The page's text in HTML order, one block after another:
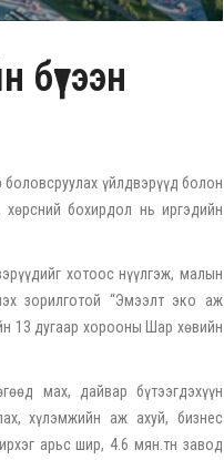
бүтээн
үйлдвэрүүд болон
бохирдол нь иргэдийн
хотоос нүүлгэж, малын
зорилготой “Эмээлт эко аж
13 дугаар хорооны Шар хөвийн
мах, дайвар бүтээгдэхүүн
хүлэмжийн аж ахуй, бизнес
арьс шир, 4.6 мян.тн завод